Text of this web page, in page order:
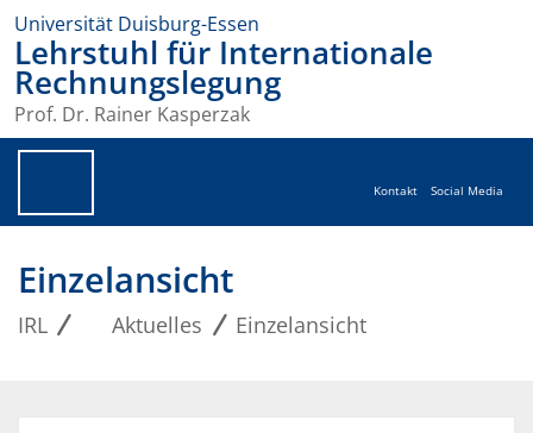
Universität Duisburg-Essen
Lehrstuhl für Internationale
Rechnungslegung
Prof. Dr. Rainer Kasperzak
Kontakt Social Media
Einzelansicht
IRL Aktuelles Einzelansicht